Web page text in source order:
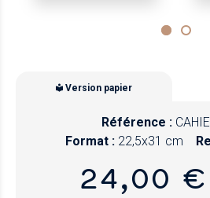
Version papier
Référence :
Format : 22,5x31 cm
24,00 €